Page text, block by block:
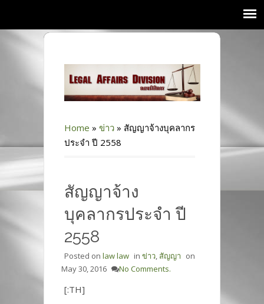
Home » ข่าว » สัญญาจ้างบุคลากร
ประจำ ปี 2558
สัญญาจ้าง
บุคลากรประจำ ปี
2558
Posted on law law in ข่าว, สัญญา on
May 30, 2016
No Comments.
[:TH]